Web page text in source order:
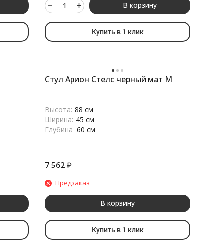
В корзину
Купить в 1 клик
Стул Арион Стелс черный мат М
Высота: 88 см
Ширина: 45 см
Глубина: 60 см
7 562₽
Предзаказ
В корзину
Купить в 1 клик